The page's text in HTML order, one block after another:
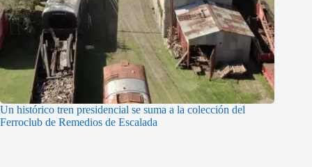
Un histórico tren presidencial se suma a la colección del
Ferroclub de Remedios de Escalada